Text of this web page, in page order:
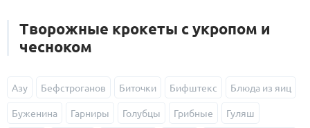
Творожные крокеты с укропом и
чесноком
Азу Бефстроганов Биточки Бифштекс Блюда из яиц
Буженина Гарниры Голубцы Грибные Гуляш